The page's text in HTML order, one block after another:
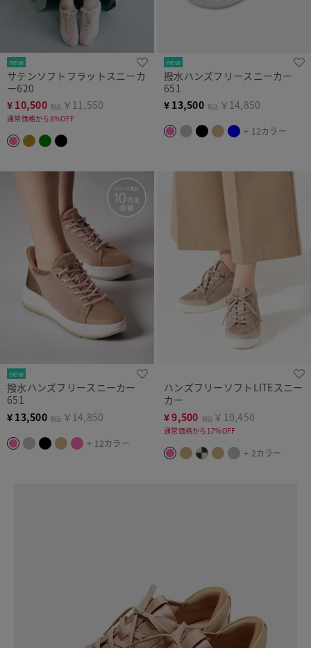
new
サテンソフトフラットスニーカ
ー620
¥ 10,500 税込 ￥11,550
通常価格から8%OFF
new
撥水ハンズフリースニーカー
651
¥ 13,500 税込 ￥14,850
+ 12カラー
new
撥水ハンズフリースニーカー
651
¥ 13,500 税込 ￥14,850
+ 12カラー
ハンズフリーソフトLITEスニー
カー
¥9,500 税込 ￥10,450
通常価格から17%OFF
+ 2カラー